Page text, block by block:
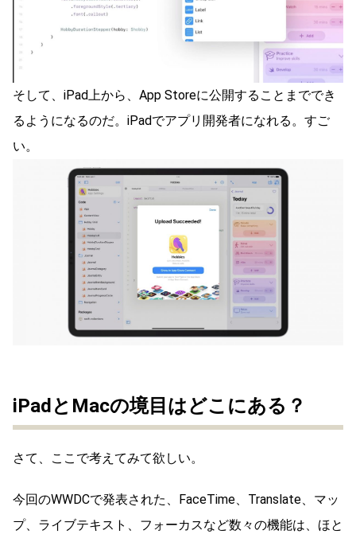
そして、iPad上から、App Storeに公開することまででき
るようになるのだ。iPadでアプリ開発者になれる。すご
い。
iPadとMacの境目はどこにある？
さて、ここで考えてみて欲しい。
今回のWWDCで発表された、FaceTime、Translate、マッ
プ、ライブテキスト、フォーカスなど数々の機能は、ほと